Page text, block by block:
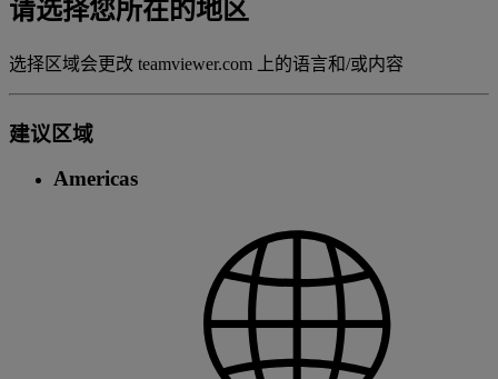
请选择您所在的地区
选择区域会更改 teamviewer.com 上的语言和/或内容
建议区域
Americas